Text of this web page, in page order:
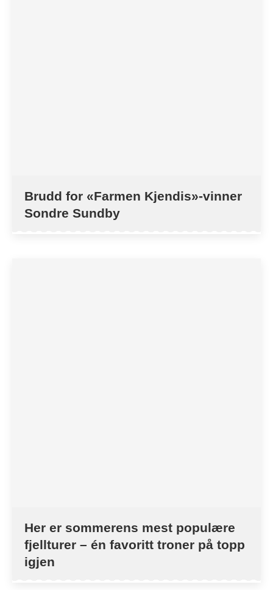
Brudd for «Farmen Kjendis»-vinner
Sondre Sundby
Her er sommerens mest populære
fjellturer – én favoritt troner på topp
igjen